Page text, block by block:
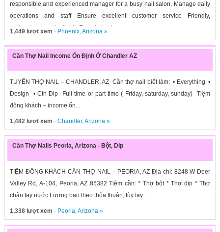
responsible and experienced manager for a busy nail salon. Manage daily
operations and staff Ensure excellent customer service Friendly,
professional, and reliable Experience in...
1,449 lượt xem · Phoenix,Arizona»
Cần Thợ Nail Income Ổn Định Ở Chandler AZ
TUYỂN THỢ NAIL – CHANDLER, AZ Cần thợ nail biết làm: • Everything •
Design • Ctn Dip Full time or part time ( Friday, saturday, sunday) Tiệm
đông khách – income ổn...
1,482 lượt xem · Chandler,Arizona»
Cần Thợ Nails Peoria, Arizona - Bột, Dip
TIỆM ĐÔNG KHÁCH CẦN THỢ NAIL – PEORIA, AZ Địa chỉ: 8248 W Deer
Valley Rd, A-104, Peoria, AZ 85382 Tiệm cần: * Thợ bột * Thợ dip * Thợ
chân tay nước Lương bao theo thỏa thuận, tùy tay...
1,338 lượt xem · Peoria,Arizona»